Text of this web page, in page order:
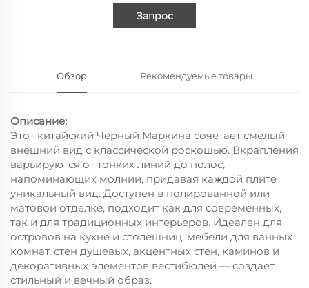
Запрос
Обзор Рекомендуемые товары
Описание:
Этот китайский Черный Маркина сочетает смелый
внешний вид с классической роскошью. Вкрапления
варьируются от тонких линий до полос,
напоминающих молнии, придавая каждой плите
уникальный вид. Доступен в полированной или
матовой отделке, подходит как для современных,
так и для традиционных интерьеров. Идеален для
островов на кухне и столешниц, мебели для ванных
комнат, стен душевых, акцентных стен, каминов и
декоративных элементов вестибюлей — создает
стильный и вечный образ.